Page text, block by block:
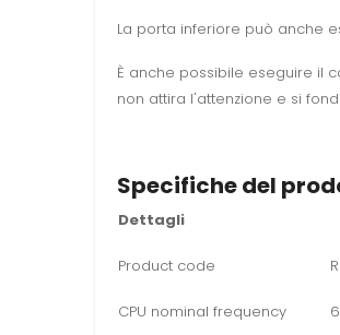
La porta inferiore può anche
È anche possibile eseguire il
non attira l'attenzione e si
Specifiche del
Dettagli
Product code
CPU nominal frequency